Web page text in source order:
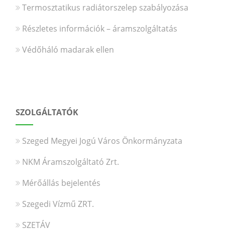
Termosztatikus radiátorszelep szabályozása
Részletes információk – áramszolgáltatás
Védőháló madarak ellen
SZOLGÁLTATÓK
Szeged Megyei Jogú Város Önkormányzata
NKM Áramszolgáltató Zrt.
Mérőállás bejelentés
Szegedi Vízmű ZRT.
SZETÁV